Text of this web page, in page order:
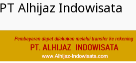
PT Alhijaz Indowisata